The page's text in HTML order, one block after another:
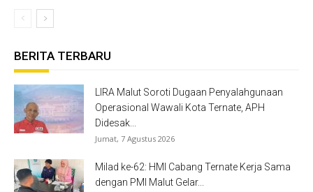
BERITA TERBARU
LIRA Malut Soroti Dugaan Penyalahgunaan
Operasional Wawali Kota Ternate, APH
Didesak...
Jumat, 7 Agustus 2026
Milad ke-62: HMI Cabang Ternate Kerja Sama
dengan PMI Malut Gelar...